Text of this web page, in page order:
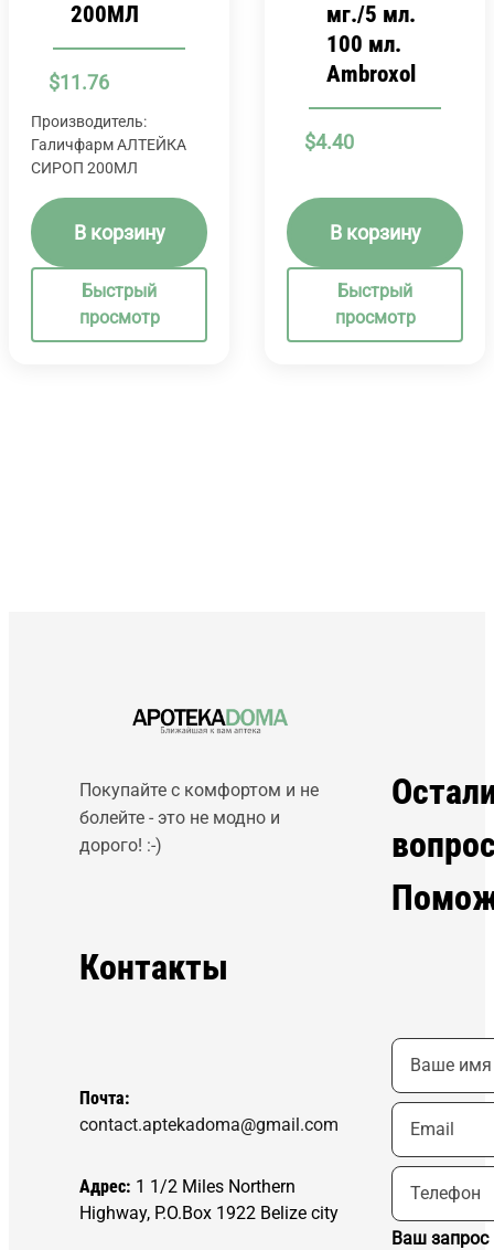
200МЛ
$11.76
Производитель:
Галичфарм АЛТЕЙКА
СИРОП 200МЛ
В корзину
Быстрый
просмотр
мг./5 мл.
100 мл.
Ambroxol
$4.40
В корзину
Быстрый
просмотр
Покупайте с комфортом и не
болейте - это не модно и
дорого! :-)
Контакты
Почта:
contact.aptekadoma@gmail.com
Адрес: 1 1/2 Miles Northern
Highway, P.O.Box 1922 Belize city
Ваш запрос